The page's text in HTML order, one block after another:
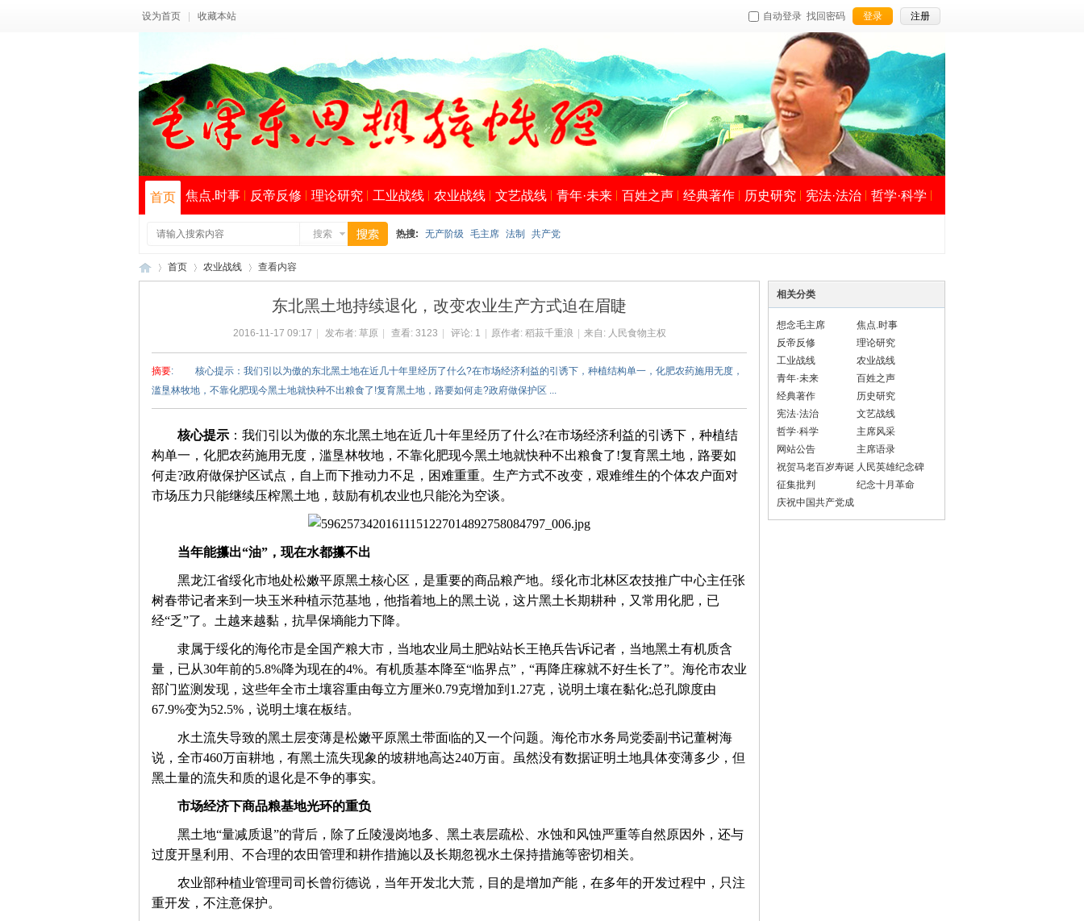
设为首页 收藏本站 自动登录 找回密码 登录 注册
首页 焦点.时事 反帝反修 理论研究 工业战线 农业战线 文艺战线 青年·未来 百姓之声 经典著作 历史研究 宪法·法治 哲学·科学
搜索 热搜: 无产阶级 毛主席 法制 共产党
首页 农业战线
›
查看内容
东北黑土地持续退化，改变农业生产方式迫在眉睫
2016-11-17 09:17 发布者: 草原 查看: 3123 评论: 1 原作者: 稻菽千重浪 来自: 人民食物主权
摘要: 核心提示：我们引以为傲的东北黑土地在近几十年里经历了什么?在市场经济利益的引诱下，种植结构单一，化肥农药施用无度，
滥垦林牧地，不靠化肥现今黑土地就快种不出粮食了!复育黑土地，路要如何走?政府做保护区 ...
核心提示 ：我们引以为傲的东北黑土地在近几十年里经历了什么?在市场经济利益的引诱下，种植结
构单一，化肥农药施用无度，滥垦林牧地，不靠化肥现今黑土地就快种不出粮食了!复育黑土地，路要如
何走?政府做保护区试点，自上而下推动力不足，困难重重。生产方式不改变，艰难维生的个体农户面对
市场压力只能继续压榨黑土地，鼓励有机农业也只能沦为空谈。
当年能攥出“油”，现在水都攥不出
黑龙江省绥化市地处松嫩平原黑土核心区，是重要的商品粮产地。绥化市北林区农技推广中心主任张
树春带记者来到一块玉米种植示范基地，他指着地上的黑土说，这片黑土长期耕种，又常用化肥，已
经“乏”了。土越来越黏，抗旱保墒能力下降。
隶属于绥化的海伦市是全国产粮大市，当地农业局土肥站站长王艳兵告诉记者，当地黑土有机质含
量，已从30年前的5.8%降为现在的4%。有机质基本降至“临界点”，“再降庄稼就不好生长了”。海伦市农业
部门监测发现，这些年全市土壤容重由每立方厘米0.79克增加到1.27克，说明土壤在黏化;总孔隙度由
67.9%变为52.5%，说明土壤在板结。
水土流失导致的黑土层变薄是松嫩平原黑土带面临的又一个问题。海伦市水务局党委副书记董树海
说，全市460万亩耕地，有黑土流失现象的坡耕地高达240万亩。虽然没有数据证明土地具体变薄多少，但
黑土量的流失和质的退化是不争的事实。
市场经济下商品粮基地光环的重负
黑土地“量减质退”的背后，除了丘陵漫岗地多、黑土表层疏松、水蚀和风蚀严重等自然原因外，还与
过度开垦利用、不合理的农田管理和耕作措施以及长期忽视水土保持措施等密切相关。
农业部种植业管理司司长曾衍德说，当年开发北大荒，目的是增加产能，在多年的开发过程中，只注
重开发，不注意保护。
相关分类
想念毛主席
焦点.时事
反帝反修
理论研究
工业战线
农业战线
青年·未来
百姓之声
经典著作
历史研究
宪法·法治
文艺战线
哲学·科学
主席风采
网站公告
主席语录
祝贺马老百岁寿诞 人民英雄纪念碑
征集批判
纪念十月革命
庆祝中国共产党成
立100周年